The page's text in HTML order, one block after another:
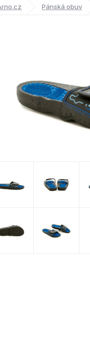
Pánská obuv